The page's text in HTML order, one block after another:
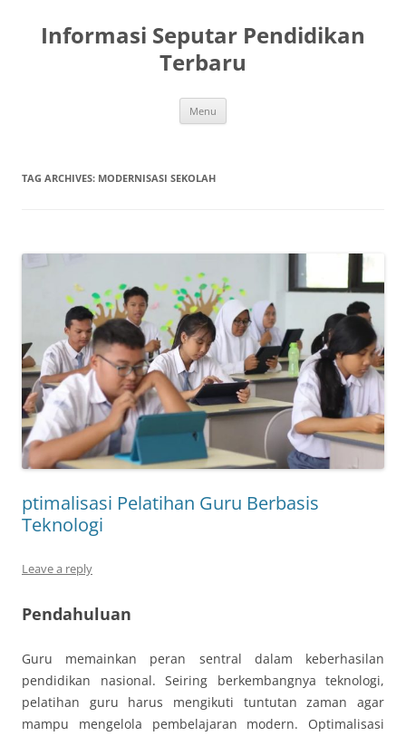
content
Informasi Seputar Pendidikan
Terbaru
Menu
TAG ARCHIVES: MODERNISASI SEKOLAH
ptimalisasi Pelatihan Guru Berbasis
Teknologi
Leave a reply
Pendahuluan
Guru memainkan peran sentral dalam keberhasilan
pendidikan nasional. Seiring berkembangnya teknologi,
pelatihan guru harus mengikuti tuntutan zaman agar
mampu mengelola pembelajaran modern. Optimalisasi